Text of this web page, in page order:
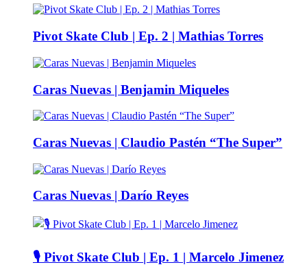
Pivot Skate Club | Ep. 2 | Mathias Torres
Caras Nuevas | Benjamin Miqueles
Caras Nuevas | Claudio Pastén “The Super”
Caras Nuevas | Darío Reyes
🎙️ Pivot Skate Club | Ep. 1 | Marcelo Jimenez